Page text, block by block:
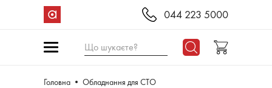
044 223 5000
Що шукаєте?
Головна
Обладнання для СТО